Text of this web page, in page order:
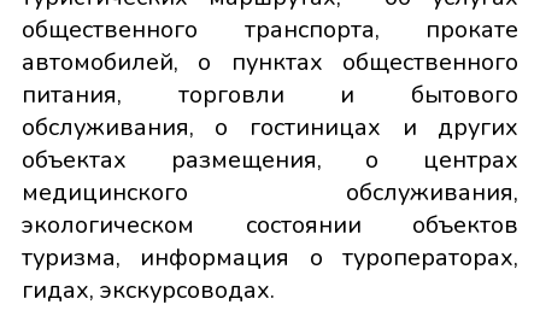
общественного транспорта, прокате
автомобилей, о пунктах общественного
питания, торговли и бытового
обслуживания, о гостиницах и других
объектах размещения, о центрах
медицинского обслуживания,
экологическом состоянии объектов
туризма, информация о туроператорах,
гидах, экскурсоводах.